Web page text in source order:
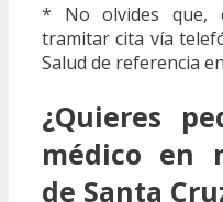
* No olvides que,
tramitar cita vía
Salud de referencia
¿Quieres
médico en
de Santa